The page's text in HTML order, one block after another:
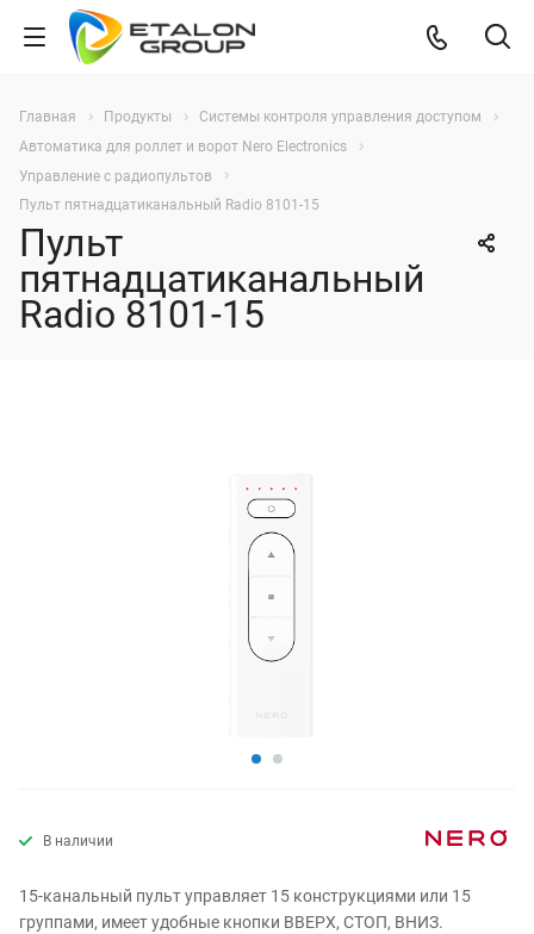
Главная Продукты
Системы контроля управления доступом
Автоматика для роллет и ворот Nero Electronics
Управление с радиопультов
Пульт пятнадцатиканальный Radio 8101-15
Пульт
пятнадцатиканальный
Radio 8101-15
В наличии
15-канальный пульт управляет 15 конструкциями или 15
группами, имеет удобные кнопки ВВЕРХ, СТОП, ВНИЗ.